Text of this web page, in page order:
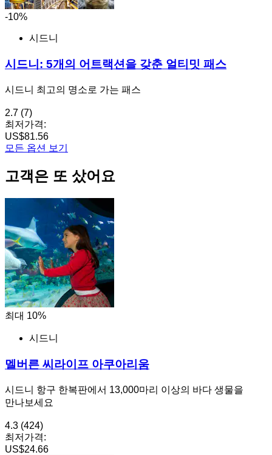
-10%
시드니
시드니: 5개의 어트랙션을 갖춘 얼티밋 패스
시드니 최고의 명소로 가는 패스
2.7 (7)
최저가격:
US$81.56
모든 옵션 보기
고객은 또 샀어요
최대 10%
시드니
멜버른 씨라이프 아쿠아리움
시드니 항구 한복판에서 13,000마리 이상의 바다 생물을
만나보세요
4.3 (424)
최저가격:
US$24.66